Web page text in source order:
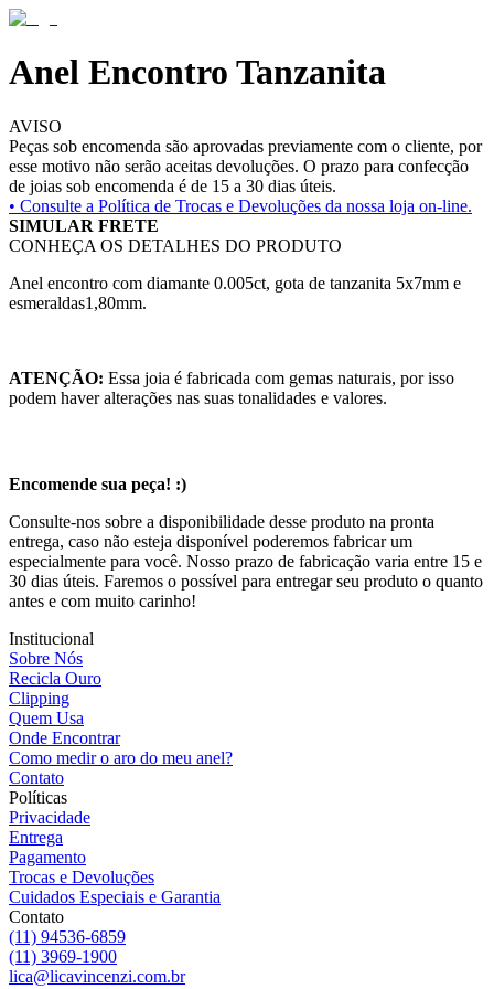
Anel Encontro Tanzanita
AVISO
Peças sob encomenda são aprovadas previamente com o cliente, por
esse motivo não serão aceitas devoluções. O prazo para confecção
de joias sob encomenda é de 15 a 30 dias úteis.
• Consulte a Política de Trocas e Devoluções da nossa loja on-line.
SIMULAR FRETE
CONHEÇA OS DETALHES DO PRODUTO
Anel encontro com diamante 0.005ct, gota de tanzanita 5x7mm e
esmeraldas1,80mm.
ATENÇÃO: Essa joia é fabricada com gemas naturais, por isso
podem haver alterações nas suas tonalidades e valores.
Encomende sua peça! :)
Consulte-nos sobre a disponibilidade desse produto na pronta
entrega, caso não esteja disponível poderemos fabricar um
especialmente para você. Nosso prazo de fabricação varia entre 15 e
30 dias úteis. Faremos o possível para entregar seu produto o quanto
antes e com muito carinho!
Institucional
Sobre Nós
Recicla Ouro
Clipping
Quem Usa
Onde Encontrar
Como medir o aro do meu anel?
Contato
Políticas
Privacidade
Entrega
Pagamento
Trocas e Devoluções
Cuidados Especiais e Garantia
Contato
(11) 94536-6859
(11) 3969-1900
lica@licavincenzi.com.br